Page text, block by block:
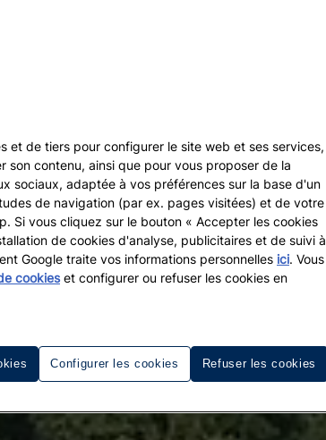
et de tiers pour configurer le site web et ses services,
son contenu, ainsi que pour vous proposer de la
sociaux, adaptée à vos préférences sur la base d'un
de navigation (par ex. pages visitées) et de votre
Si vous cliquez sur le bouton « Accepter les cookies
de cookies d'analyse, publicitaires et de suivi à
Google traite vos informations personnelles ici. Vous
cookieset configurer ou refuser les cookies en
Configurer les cookies Refuser les cookies